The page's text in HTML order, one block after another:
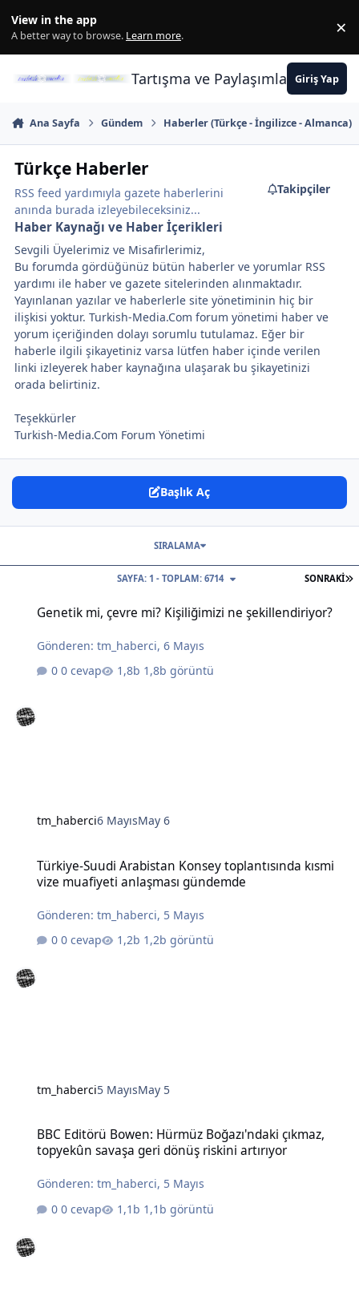
View in the app
A better way to browse. Learn more. ×
Tartışma ve PaylaşımlarınGiriş Yap
Ana Sayfa Gündem Haberler (Türkçe - İngilizce - Almanca)
Türkçe Haberler
RSS feed yardımıyla gazete haberlerini
anında burada izleyebileceksiniz...
Takipçiler
Haber Kaynağı ve Haber İçerikleri
Sevgili Üyelerimiz ve Misafirlerimiz,
Bu forumda gördüğünüz bütün haberler ve yorumlar RSS
yardımı ile haber ve gazete sitelerinden alınmaktadır.
Yayınlanan yazılar ve haberlerle site yönetiminin hiç bir
ilişkisi yoktur. Turkish-Media.Com forum yönetimi haber ve
yorum içeriğinden dolayı sorumlu tutulamaz. Eğer bir
haberle ilgili şikayetiniz varsa lütfen haber içinde verilen
linki izleyerek haber kaynağına ulaşarak bu şikayetinizi
orada belirtiniz.
Teşekkürler
Turkish-Media.Com Forum Yönetimi
Başlık Aç
SONRAKI
SAYFA: 1 - TOPLAM: 6714
SIRALAMA
Genetik mi, çevre mi? Kişiliğimizi ne şekillendiriyor?
Gönderen:tm_haberci,6 Mayıs
0 cevap
1,8b görüntü
tm_haberci6 MayısMay 6
Türkiye-Suudi Arabistan Konsey toplantısında kısmi
vize muafiyeti anlaşması gündemde
Gönderen:tm_haberci, 5 Mayıs
0 cevap
1,2b görüntü
tm_haberci5 MayısMay 5
BBC Editörü Bowen: Hürmüz Boğazı'ndaki çıkmaz,
topyekûn savaşa geri dönüş riskini artırıyor
Gönderen:tm_haberci, 5 Mayıs
0 cevap
1,1b görüntü